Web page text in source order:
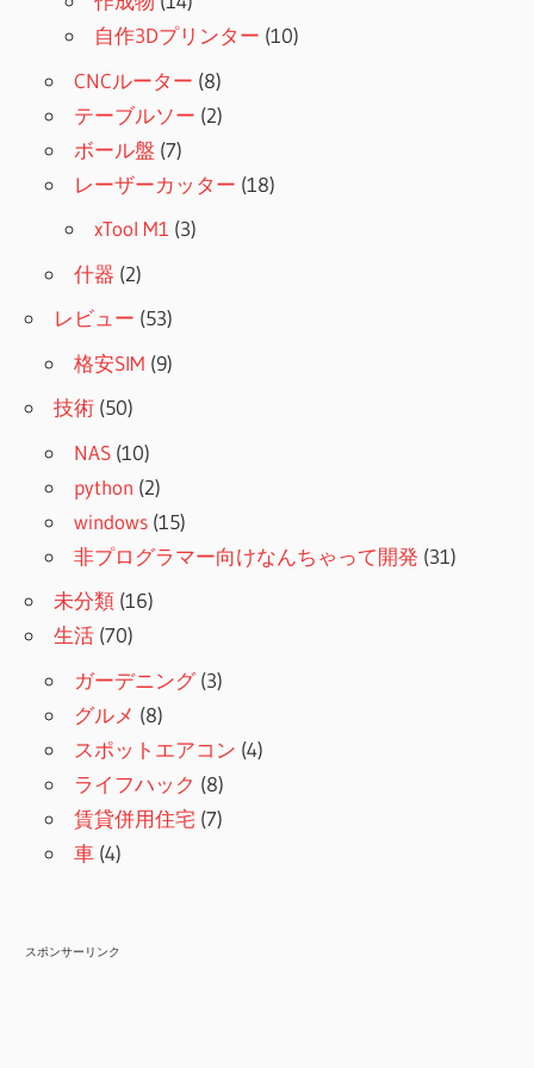
自作3Dプリンター (10)
CNCルーター (8)
テーブルソー (2)
ボール盤 (7)
レーザーカッター (18)
xTool M1 (3)
什器 (2)
レビュー (53)
格安SIM (9)
技術 (50)
NAS (10)
python (2)
windows (15)
非プログラマー向けなんちゃって開発 (31)
未分類 (16)
生活 (70)
ガーデニング(3)
グルメ (8)
スポットエアコン (4)
ライフハック (8)
賃貸併用住宅 (7)
車 (4)
スポンサーリンク